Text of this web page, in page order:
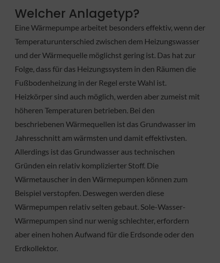
Welcher Anlagetyp?
Eine Wärmepumpe arbeitet besonders effektiv, wenn der
Temperaturunterschied zwischen dem Heizungswasser
und der Wärmequelle möglichst gering ist. Das hat zur
Folge, dass für das Heizungssystem in den Räumen die
Fußbodenheizung in der Regel erste Wahl ist.
Heizkörper sind auch möglich, werden aber zumeist mit
höheren Temperaturen betrieben. Bei den
beschriebenen Wärmequellen ist das Grundwasser im
Jahresschnitt am wärmsten und damit effektivsten.
Allerdings ist das Grundwasser aus technischen
Gründen ein relativ komplizierter Stoff. Die
Wärmetauscher in den Wärmepumpen können zum
Beispiel verstopfen. Deswegen werden diese
Wärmepumpen relativ selten gebaut. Sole-Wasser-
Wärmepumpen sind nur wenig schlechter, erfordern
aber einen hohen Aufwand für die Erdsonde oder den
Erdkollektor.